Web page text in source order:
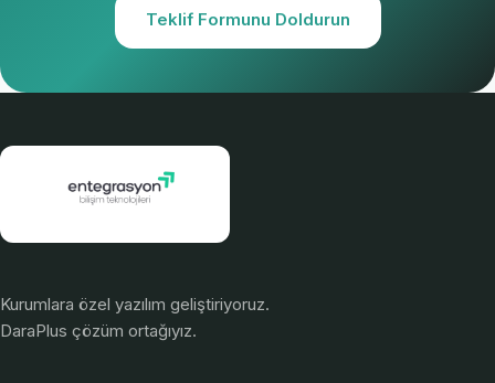
Teklif Formunu Doldurun
Kurumlara özel yazılım geliştiriyoruz.
DaraPlus çözüm ortağıyız.